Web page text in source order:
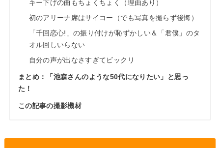
キー下げの曲もちょくちょく（理由あり）
初のアリーナ席はサイコー（でも写真を撮らず後悔）
「千回恋心!」の振り付けが恥ずかしい＆「君僕」のタ
オル回しいらない
自分の声が出なさすぎてビックリ
まとめ：「池森さんのような50代になりたい」と思っ
た！
この記事の撮影機材